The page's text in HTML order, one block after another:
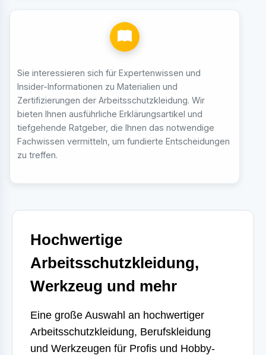
Sie interessieren sich für Expertenwissen und
Insider-Informationen zu Materialien und
Zertifizierungen der Arbeitsschutzkleidung. Wir
bieten Ihnen ausführliche Erklärungsartikel und
tiefgehende Ratgeber, die Ihnen das notwendige
Fachwissen vermitteln, um fundierte Entscheidungen
zu treffen.
Hochwertige
Arbeitsschutzkleidung,
Werkzeug und mehr
Eine große Auswahl an hochwertiger
Arbeitsschutzkleidung, Berufskleidung
und Werkzeugen für Profis und Hobby-